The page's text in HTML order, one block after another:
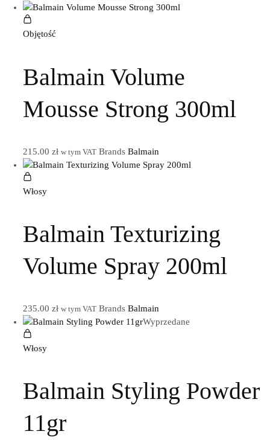
Objętość
Balmain Volume
Mousse Strong 300ml
215.00 zł w tym VATBrands Balmain
Włosy
Balmain Texturizing
Volume Spray 200ml
235.00 zł w tym VATBrands Balmain
Wyprzedane
Włosy
Balmain Styling Powder
11gr